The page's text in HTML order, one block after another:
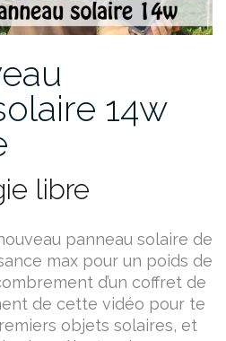
14w
libre
panneau solaire de
max pour un poids de
d’un coffret de
de cette vidéo pour te
objets solaires, et